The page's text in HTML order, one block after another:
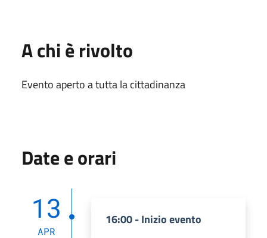
A chi è rivolto
Evento aperto a tutta la cittadinanza
Date e orari
13
APR
16:00 - Inizio evento